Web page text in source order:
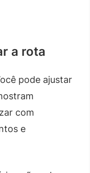
a rota
pode ajustar
com
e